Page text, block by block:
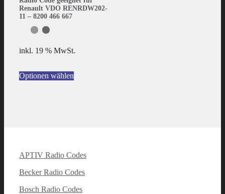
Renault VDO RENRDW202-
11 – 8200 466 667
inkl. 19 % MwSt.
Optionen wählen
APTIV Radio Codes
Becker Radio Codes
Bosch Radio Codes